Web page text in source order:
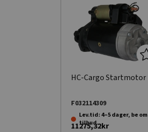
HC-Cargo Startmotor
F032114309
Lev.tid: 4–5 dager, be om
tilbud.
11275,32kr